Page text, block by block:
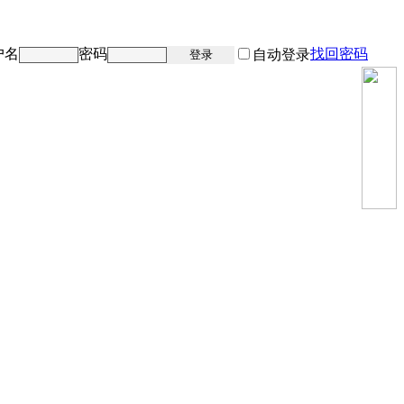
名 密码 登录 自动登录找回密码